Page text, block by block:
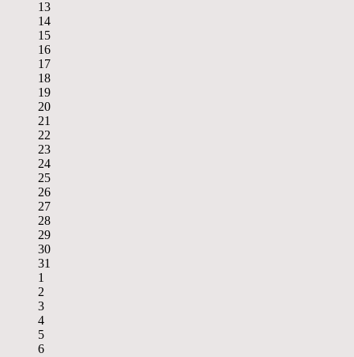
13
14
15
16
17
18
19
20
21
22
23
24
25
26
27
28
29
30
31
1
2
3
4
5
6